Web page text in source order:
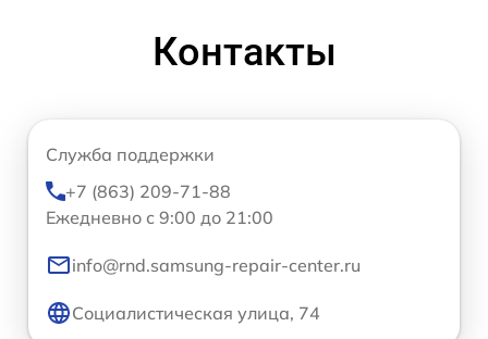
Контакты
Служба поддержки
+7 (863) 209-71-88
Ежедневно с 9:00 до 21:00
info@rnd.samsung-repair-center.ru
Социалистическая улица, 74